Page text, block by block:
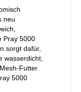
neu
Pray 5000
sorgt dafür,
wasserdicht,
Futter
5000